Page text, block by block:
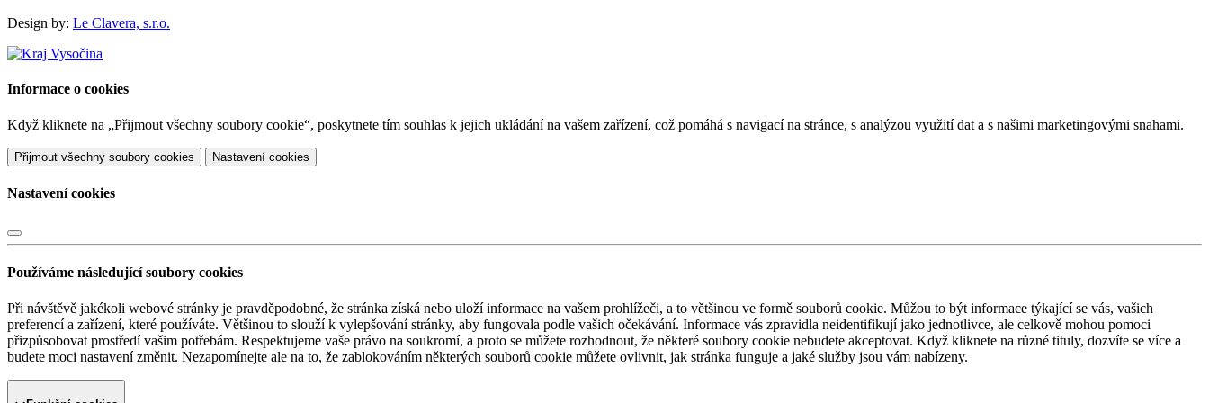
Design by: Le Clavera, s.r.o.
Informace o cookies
Když kliknete na „Přijmout všechny soubory cookie“, poskytnete tím souhlas k jejich ukládání na vašem zařízení, což pomáhá s navigací na stránce, s analýzou využití dat a s našimi marketingovými snahami.
Přijmout všechny soubory cookies Nastavení cookies
Nastavení cookies
Používáme následující soubory cookies
Při návštěvě jakékoli webové stránky je pravděpodobné, že stránka získá nebo uloží informace na vašem prohlížeči, a to většinou ve formě souborů cookie. Můžou to být informace týkající se vás, vašich
preferencí a zařízení, které používáte. Většinou to slouží k vylepšování stránky, aby fungovala podle vašich očekávání. Informace vás zpravidla neidentifikují jako jednotlivce, ale celkově mohou pomoci
přizpůsobovat prostředí vašim potřebám. Respektujeme vaše právo na soukromí, a proto se můžete rozhodnout, že některé soubory cookie nebudete akceptovat. Když kliknete na různé tituly, dozvíte se více a
budete moci nastavení změnit. Nezapomínejte ale na to, že zablokováním některých souborů cookie můžete ovlivnit, jak stránka funguje a jaké služby jsou vám nabízeny.